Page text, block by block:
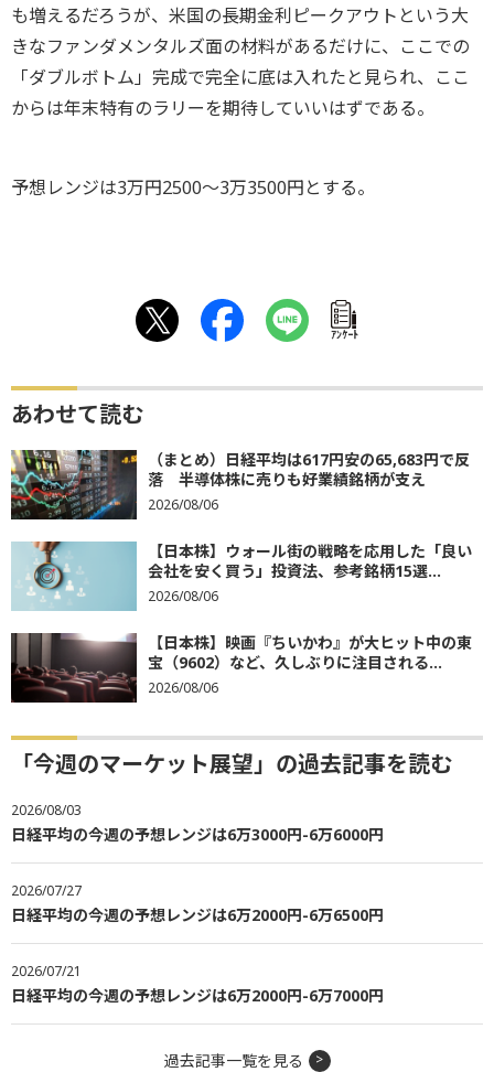
も増えるだろうが、米国の長期金利ピークアウトという大
きなファンダメンタルズ面の材料があるだけに、ここでの
「ダブルボトム」完成で完全に底は入れたと見られ、ここ
からは年末特有のラリーを期待していいはずである。
予想レンジは3万円2500～3万3500円とする。
ｱﾝｹｰﾄ
あわせて読む
（まとめ）日経平均は617円安の65,683円で反
落 半導体株に売りも好業績銘柄が支え
2026/08/06
【日本株】ウォール街の戦略を応用した「良い
会社を安く買う」投資法、参考銘柄15選...
2026/08/06
【日本株】映画『ちいかわ』が大ヒット中の東
宝（9602）など、久しぶりに注目される...
2026/08/06
「今週のマーケット展望」の過去記事を読む
2026/08/03
日経平均の今週の予想レンジは6万3000円-6万6000円
2026/07/27
日経平均の今週の予想レンジは6万2000円-6万6500円
2026/07/21
日経平均の今週の予想レンジは6万2000円-6万7000円
過去記事一覧を見る